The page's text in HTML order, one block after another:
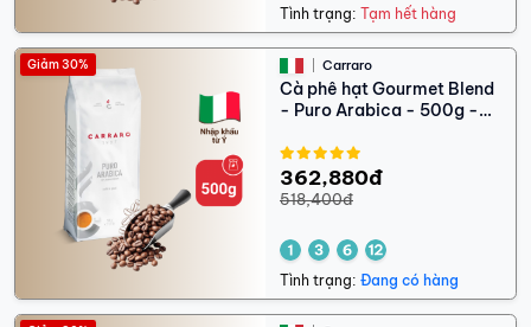
Tình trạng: Tạm hết hàng
Carraro
Cà phê hạt Gourmet Blend
- Puro Arabica - 500g -
362,880đ
518,400đ
Giảm 30%
Tình trạng: Đang có hàng